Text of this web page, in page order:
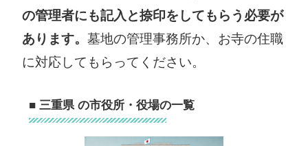
の管理者にも記入と捺印をしてもらう必要が
あります。墓地の管理事務所か、お寺の住職
に対応してもらってください。
■ 三重県 の市役所・役場の一覧